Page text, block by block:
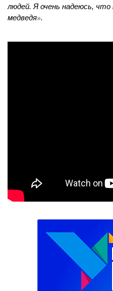
людей. Я очень надеюсь,
медведя».